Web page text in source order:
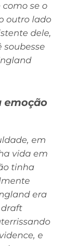
se o
outro lado
dele,
soubesse
emoção
em
vida em
tinha
era
draft
e